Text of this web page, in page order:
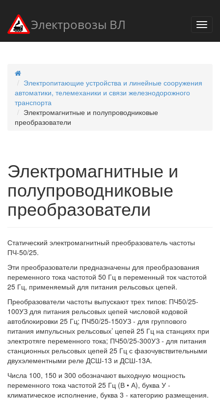
Электровозы ВЛ
Электропитающие устройства и линейные сооружения
автоматики, телемеханики и связи железнодорожного
транспорта
Электромагнитные и полупроводниковые
преобразователи
Электромагнитные и
полупроводниковые
преобразователи
Статический электромагнитный преобразователь частоты
ПЧ-50/25.
Эти преобразователи предназначены для преобразования
переменного тока частотой 50 Гц в переменный ток частотой
25 Гц, применяемый для питания рельсовых цепей.
Преобразователи частоты выпускают трех типов: ПЧ50/25-
100УЗ для питания рельсовых цепей числовой кодовой
автоблокировки 25 Гц; ПЧ50/25-150УЗ - для группового
питания импульсных рельсовых’ цепей 25 Гц на станциях при
электротяге переменного тока; ПЧ50/25-300УЗ - для питания
станционных рельсовых цепей 25 Гц с фазочувствительными
двухэлементными реле ДСШ-13 и ДСШ-13А.
Числа 100, 150 и 300 обозначают выходную мощность
переменного тока частотой 25 Гц (В • А), буква У -
климатическое исполнение, буква 3 - категорию размещения.